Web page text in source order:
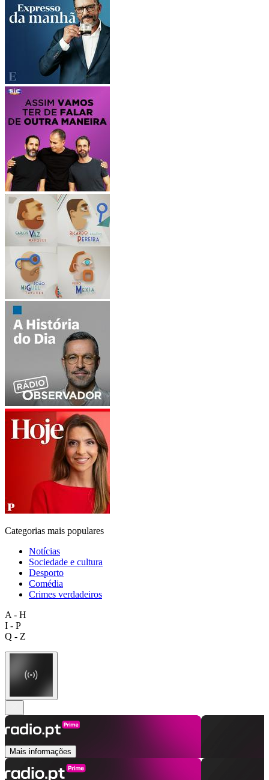
Categorias mais populares
Notícias
Sociedade e cultura
Desporto
Comédia
Crimes verdadeiros
A - H
I - P
Q - Z
Mais informações